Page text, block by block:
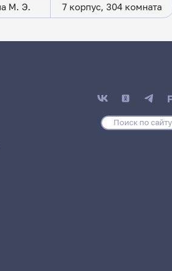
М. Э. 7 корпус, 304 комната